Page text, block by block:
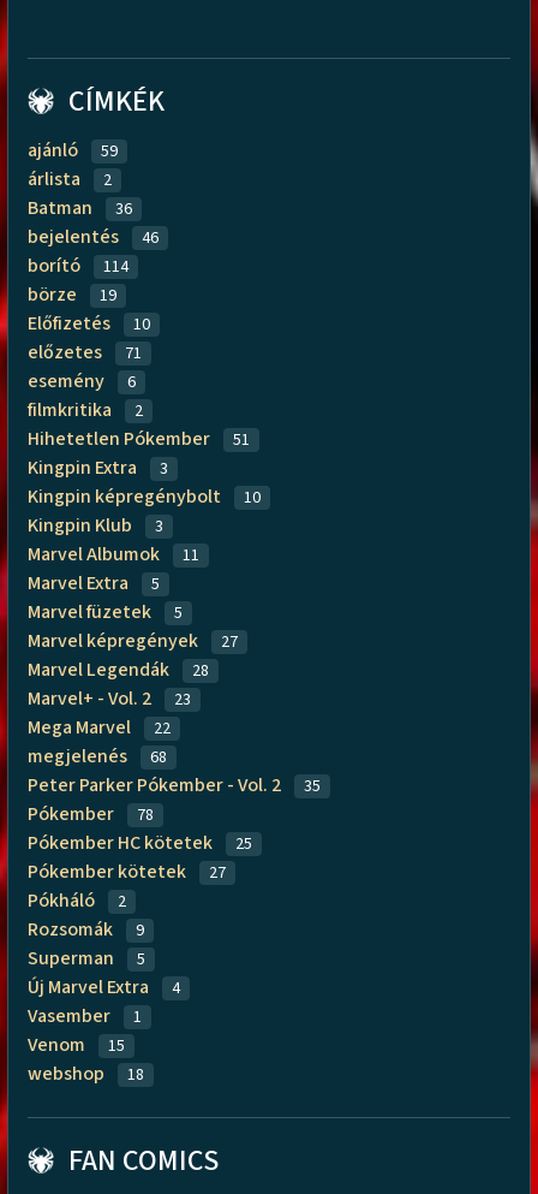
CÍMKÉK
ajánló 59
árlista 2
Batman 36
bejelentés 46
borító 114
börze 19
Előfizetés 10
előzetes 71
esemény 6
filmkritika 2
Hihetetlen Pókember 51
Kingpin Extra 3
Kingpin képregénybolt 10
Kingpin Klub 3
Marvel Albumok 11
Marvel Extra 5
Marvel füzetek 5
Marvel képregények 27
Marvel Legendák 28
Marvel+ - Vol. 2 23
Mega Marvel 22
megjelenés 68
Peter Parker Pókember - Vol. 2 35
Pókember 78
Pókember HC kötetek 25
Pókember kötetek 27
Pókháló 2
Rozsomák 9
Superman 5
Új Marvel Extra 4
Vasember 1
Venom 15
webshop 18
FAN COMICS